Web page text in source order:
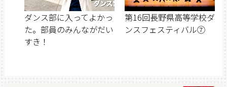
ダンス部に入ってよかっ
た。部員のみんながだい
すき！
第16回長野県高等学校ダ
ンスフェスティバル⑦